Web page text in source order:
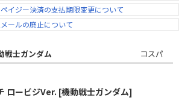
イジー決済の支払期限変更について
ールの廃止について
戦士ガンダム コスパ
ロービジVer. [機動戦士ガンダム]